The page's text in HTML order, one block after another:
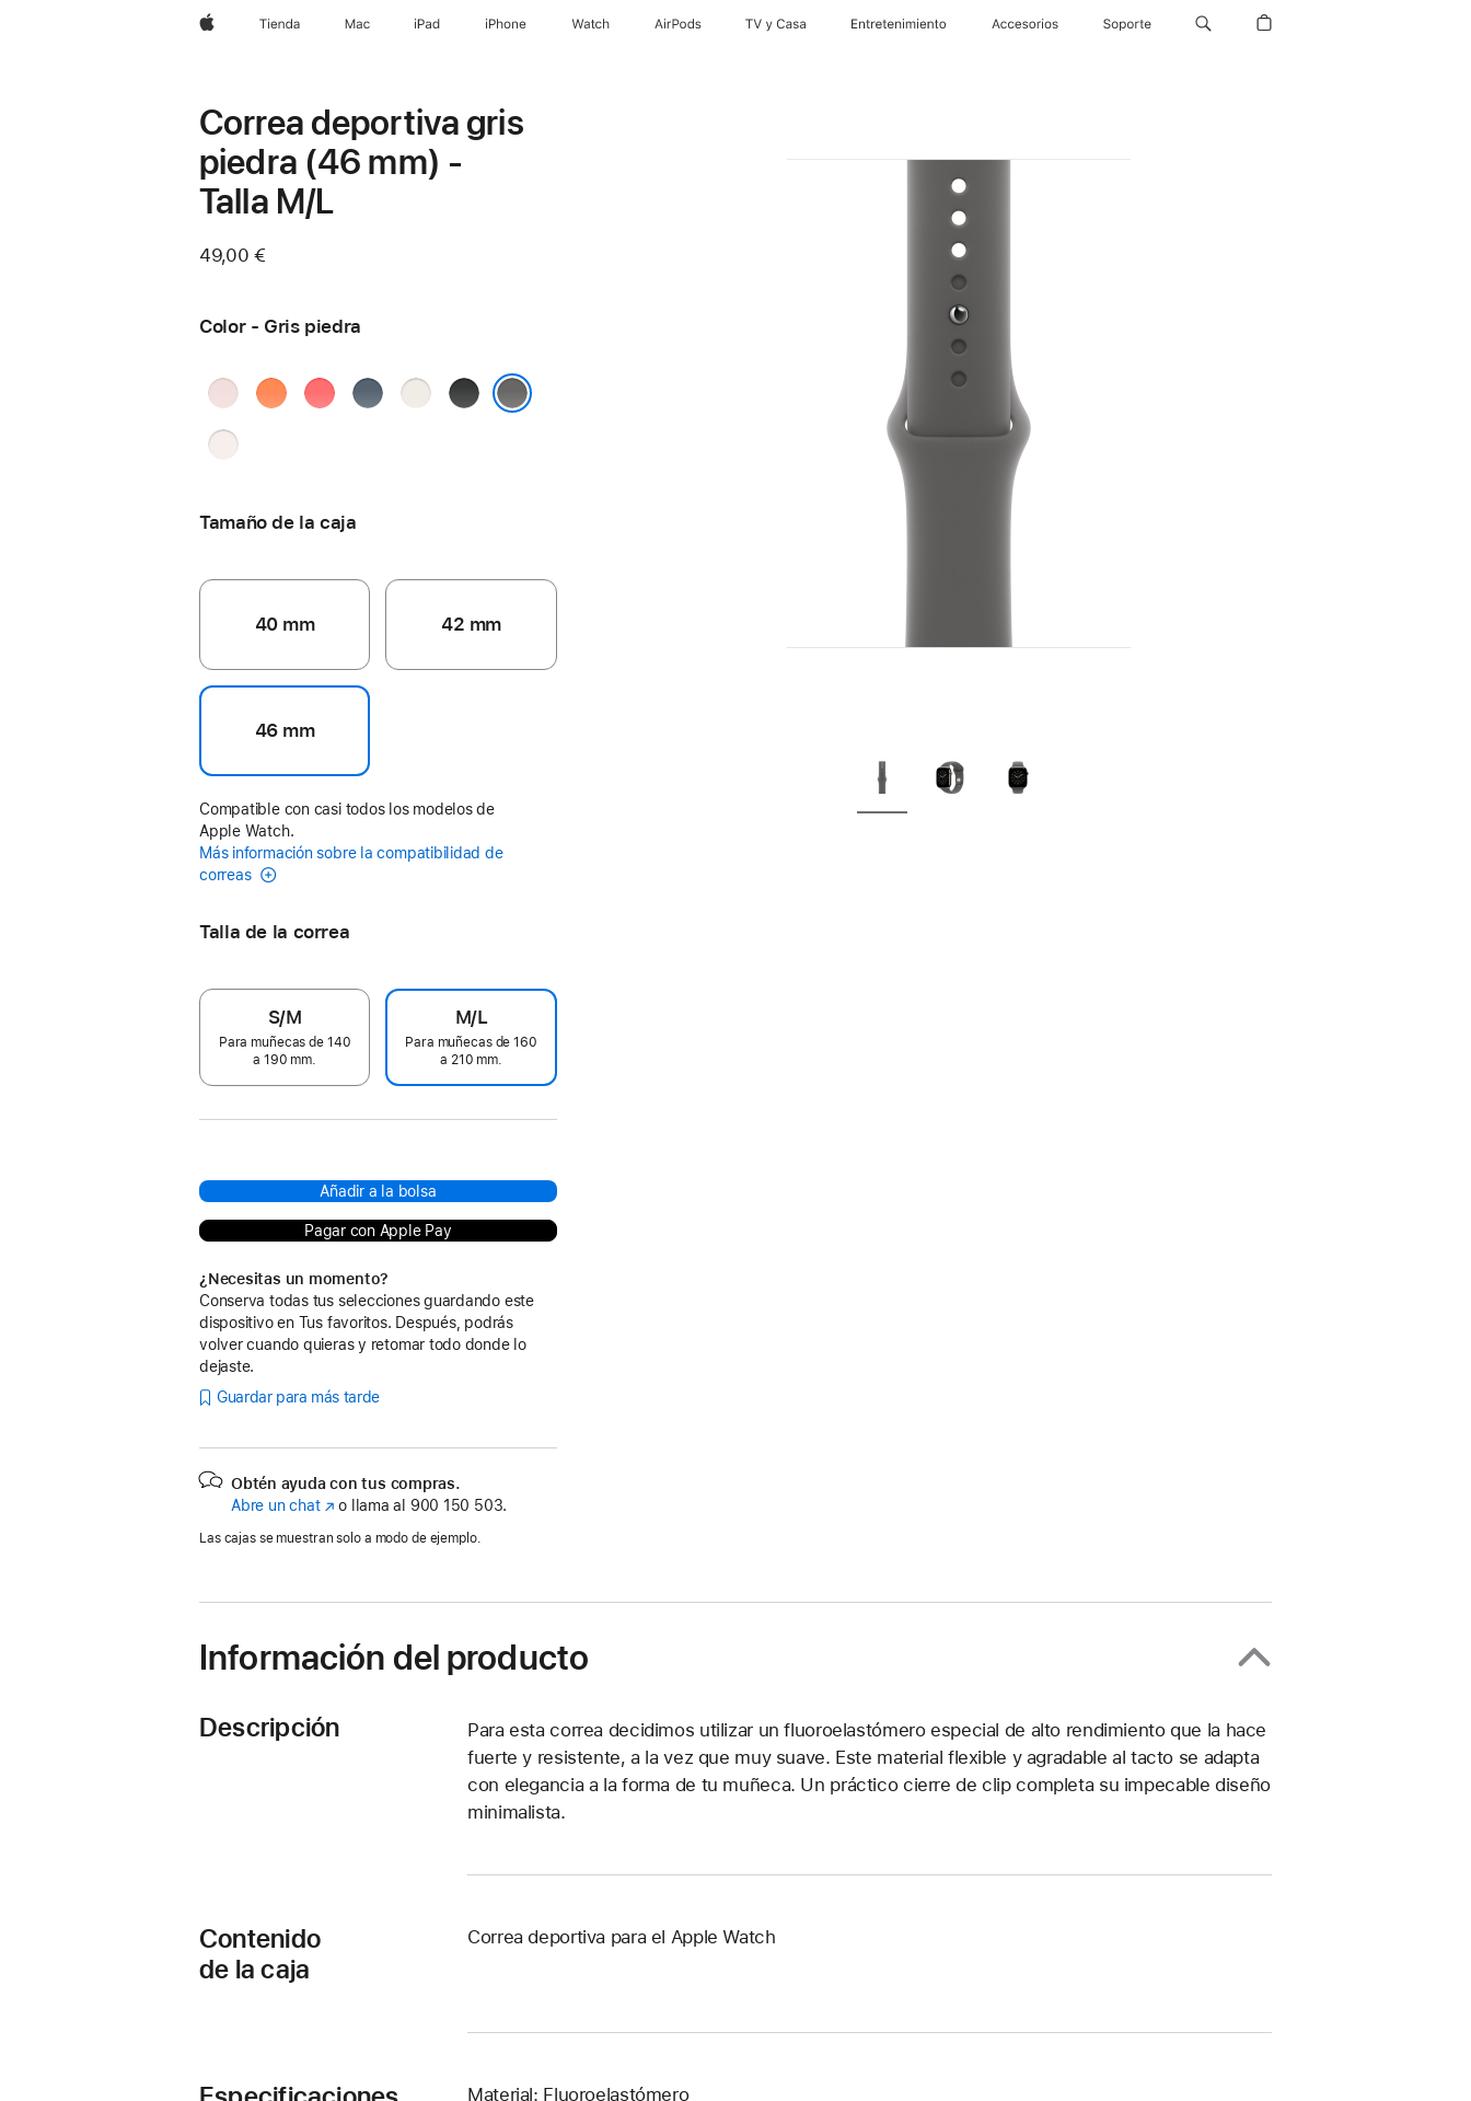
AppleTienda Mac iPad iPhone Watch AirPods TV y Casa Entretenimiento Accesorios Soporte
Correa deportiva gris
piedra (46 mm) -
Talla M/L
49,00 €
Color - Gris piedra
Rosa
Clementina
GuayabaAzul
BlancoNegro
Rosa
Tamaño de la caja
40 mm 42 mm
46 mm
Compatible con casi todos los modelos de
Apple Watch.
Más información sobre la compatibilidad de
correas
Talla de la correa
S/M
Para muñecas de 140
a 190 mm.
M/L
Para muñecas de 160
a 210 mm.
Añadir a la bolsa
Pagar con Apple Pay
¿Necesitas un momento?
Conserva todas tus selecciones guardando este
dispositivo en Tus favoritos. Después, podrás
volver cuando quieras y retomar todo donde lo
dejaste.
Guardar para más tarde
Obtén ayuda con tus compras.
Abre un chat(Seo llama al 900 150 503.
Las cajas se muestran solo a modo de ejemplo.
Información del producto
Descripción
Para esta correa decidimos utilizar un fluoroelastómero especial de alto rendimiento que la hace
fuerte y resistente, a la vez que muy suave. Este material flexible y agradable al tacto se adapta
con elegancia a la forma de tu muñeca. Un práctico cierre de clip completa su impecable diseño
minimalista.
Contenido
de la caja
Correa deportiva para el Apple Watch
Material: Fluoroelastómero